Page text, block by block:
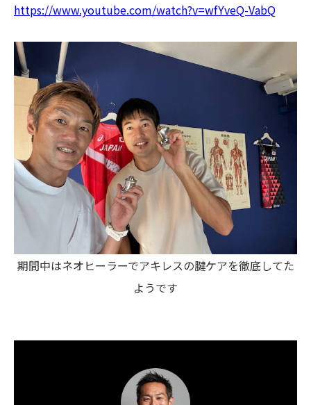
https://www.youtube.com/watch?v=wfYveQ-VabQ
期間中はネオヒーラーでアキレスの腱ケアを徹底してた
ようです